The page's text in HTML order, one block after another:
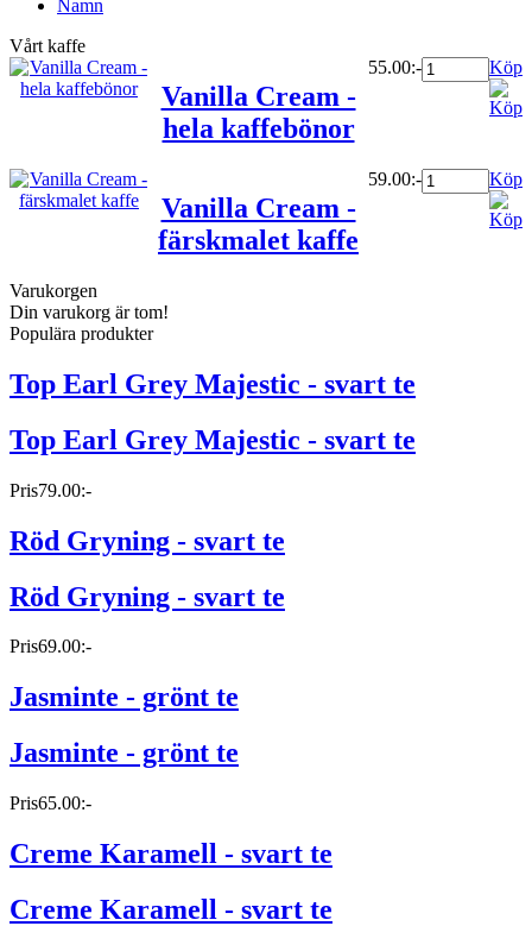
Namn
Vårt kaffe
Vanilla Cream -
hela kaffebönor
55.00:- Köp
Vanilla Cream -
färskmalet kaffe
59.00:- Köp
Varukorgen
Din varukorg är tom!
Populära produkter
Top Earl Grey Majestic - svart te
Top Earl Grey Majestic - svart te
Pris79.00:-
Röd Gryning - svart te
Röd Gryning - svart te
Pris69.00:-
Jasminte - grönt te
Jasminte - grönt te
Pris65.00:-
Creme Karamell - svart te
Creme Karamell - svart te